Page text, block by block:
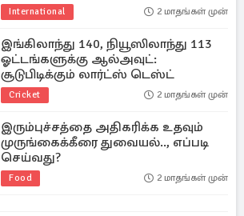
International 2 மாதங்கள் முன்
இங்கிலாந்து 140, நியூஸிலாந்து 113
ஓட்டங்களுக்கு ஆல்அவுட்:
சூடுபிடிக்கும் லார்ட்ஸ் டெஸ்ட்
Cricket 2 மாதங்கள் முன்
இரும்புச்சத்தை அதிகரிக்க உதவும்
முருங்கைக்கீரை துவையல்.., எப்படி
செய்வது?
Food 2 மாதங்கள் முன்